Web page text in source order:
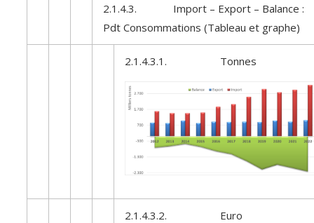
2.1.4.3. Import – Export – Balance :
Pdt Consommations (Tableau et graphe)
2.1.4.3.1. Tonnes
2.1.4.3.2. Euro